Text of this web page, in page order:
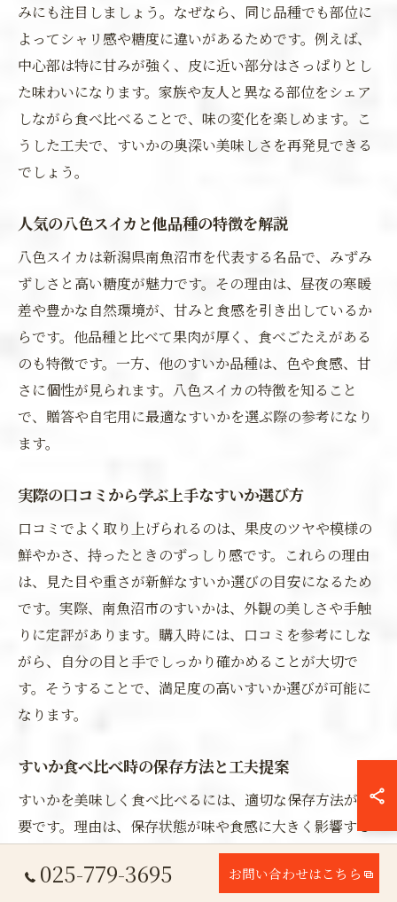
みにも注目しましょう。なぜなら、同じ品種でも部位に
よってシャリ感や糖度に違いがあるためです。例えば、
中心部は特に甘みが強く、皮に近い部分はさっぱりとし
た味わいになります。家族や友人と異なる部位をシェア
しながら食べ比べることで、味の変化を楽しめます。こ
うした工夫で、すいかの奥深い美味しさを再発見できる
でしょう。
人気の八色スイカと他品種の特徴を解説
八色スイカは新潟県南魚沼市を代表する名品で、みずみ
ずしさと高い糖度が魅力です。その理由は、昼夜の寒暖
差や豊かな自然環境が、甘みと食感を引き出しているか
らです。他品種と比べて果肉が厚く、食べごたえがある
のも特徴です。一方、他のすいか品種は、色や食感、甘
さに個性が見られます。八色スイカの特徴を知ること
で、贈答や自宅用に最適なすいかを選ぶ際の参考になり
ます。
実際の口コミから学ぶ上手なすいか選び方
口コミでよく取り上げられるのは、果皮のツヤや模様の
鮮やかさ、持ったときのずっしり感です。これらの理由
は、見た目や重さが新鮮なすいか選びの目安になるため
です。実際、南魚沼市のすいかは、外観の美しさや手触
りに定評があります。購入時には、口コミを参考にしな
がら、自分の目と手でしっかり確かめることが大切で
す。そうすることで、満足度の高いすいか選びが可能に
なります。
すいか食べ比べ時の保存方法と工夫提案
すいかを美味しく食べ比べるには、適切な保存方法が重
要です。理由は、保存状態が味や食感に大きく影響する
からです。例えば、丸ごとなら風通しの良い涼しい場所
で、カット後はラップをして冷蔵庫で保存するのが基本
025-779-3695 お問い合わせはこちら